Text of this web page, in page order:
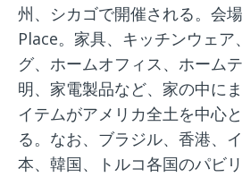
州、シカゴで開催される。会
Place。家具、キッチンウェ
グ、ホームオフィス、ホーム
明、家電製品など、家の中に
イテムがアメリカ全土を中心
る。なお、ブラジル、香港、
本、韓国、トルコ各国のパビ